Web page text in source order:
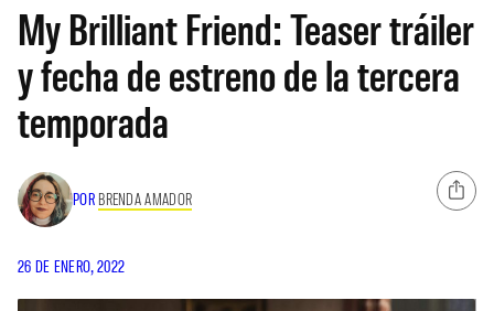
My Brilliant Friend: Teaser tráiler
y fecha de estreno de la tercera
temporada
POR BRENDA AMADOR
26 DE ENERO, 2022